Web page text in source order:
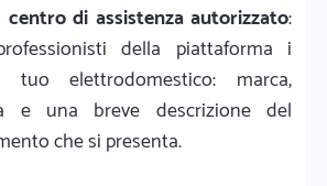
di assistenza autorizzato:
della piattaforma i
elettrodomestico: marca,
e una breve descrizione del
che si presenta.